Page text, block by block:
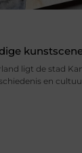
ligt de stad
en